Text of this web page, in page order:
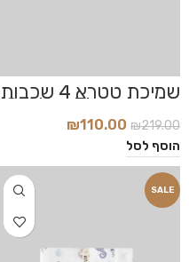
שמיכת טטרא 4 שכבות
דגם Cotton Flowers
₪219.00
₪110.00
הוסף לסל
SALE